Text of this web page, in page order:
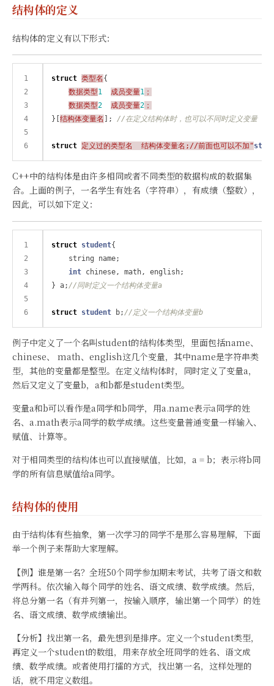
结构体的定义
结构体的定义有以下形式：
1
2
3
4
5
6
struct 类型名 {
数据类型1 成员变量1；
数据类型2 成员变量2；
}[ 结构体变量名 ]; //在定义结构体时，也可以不同时定义变量
struct 定义过的类型名  结构体变量名;//前面也可以不加"
C++中的结构体是由许多相同或者不同类型的数据构成的数据集
合。上面的例子，一名学生有姓名（字符串），有成绩（整数），
因此，可以如下定义：
3
4
5
6
struct student{
    string name;
int chinese, math, english;
} a;
//同时定义一个结构体变量a
struct student b; //定义一个结构体变量b
例子中定义了一个名叫student的结构体类型，里面包括name、
chinese、 math、english这几个变量，其中name是字符串类
型，其他的变量都是整型。在定义结构体时，同时定义了变量a，
然后又定义了变量b，a和b都是student类型。
变量a和b可以看作是a同学和b同学，用a.name表示a同学的姓
名、a.math表示a同学的数学成绩。这些变量普通变量一样输入、
赋值、计算等。
对于相同类型的结构体也可以直接赋值，比如，a = b；表示将b同
学的所有信息赋值给a同学。
结构体的使用
由于结构体有些抽象，第一次学习的同学不是那么容易理解，下面
举一个例子来帮助大家理解。
【例】谁是第一名？全班50个同学参加期末考试，共考了语文和数
学两科。依次输入每个同学的姓名、语文成绩、数学成绩。然后，
将总分第一名（有并列第一，按输入顺序，输出第一个同学）的姓
名、语文成绩、数学成绩输出。
【分析】找出第一名，最先想到是排序。定义一个student类型，
再定义一个student的数组，用来存放全班同学的姓名、语文成
绩、数学成绩。或者使用打擂的方式，找出第一名，这样处理的
话，就不用定义数组。